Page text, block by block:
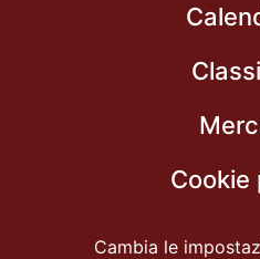
Cookie
Cambia le